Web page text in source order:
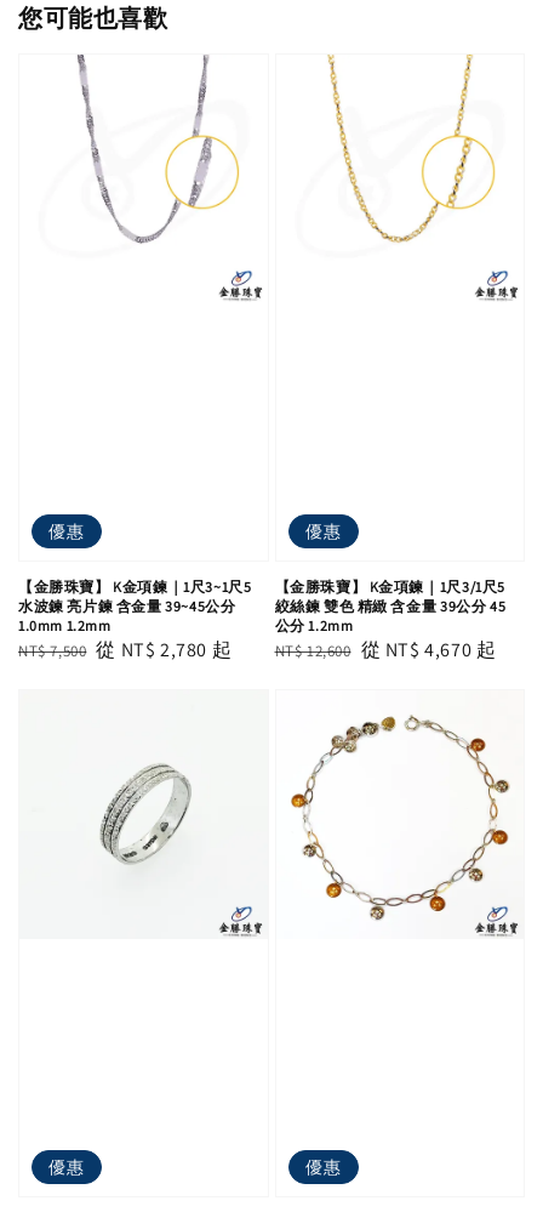
您可能也喜歡
優惠
【金勝珠寶】 K金項鍊｜1尺3~1尺5
水波鍊 亮片鍊 含金量 39~45公分
1.0mm 1.2mm
Regular
NT$ 7,500 Sale
從 NT$ 2,780 起
優惠
【金勝珠寶】 K金項鍊｜1尺3/1尺5
絞絲鍊 雙色 精緻 含金量 39公分 45
公分 1.2mm
Regular
NT$ 12,600 Sale
從 NT$ 4,670 起
優惠 優惠